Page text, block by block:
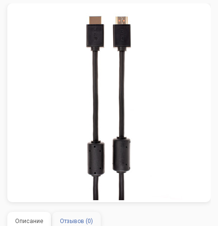
Описание Отзывов (0)